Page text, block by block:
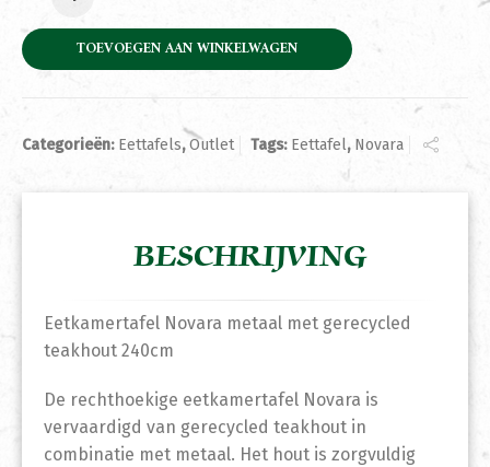
TOEVOEGEN AAN WINKELWAGEN
Categorieën: Eettafels,Outlet Tags: Eettafel, Novara
BESCHRIJVING
Eetkamertafel Novara metaal met gerecycled
teakhout 240cm
De rechthoekige eetkamertafel Novara is
vervaardigd van gerecycled teakhout in
combinatie met metaal. Het hout is zorgvuldig